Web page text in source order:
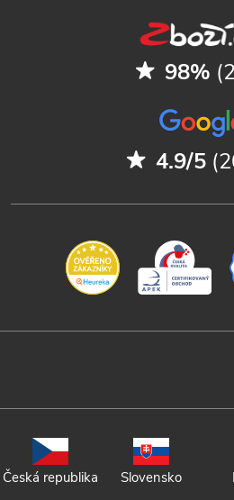
98%
4.9/5
Česká republika Slovensko